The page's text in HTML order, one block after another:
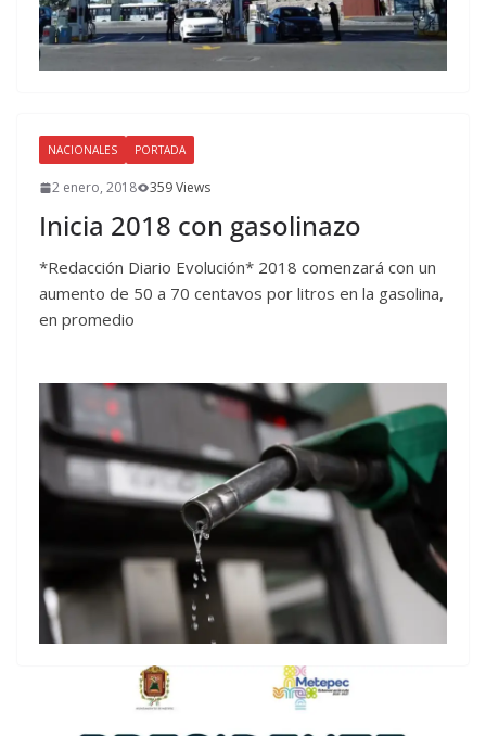
NACIONALES PORTADA
2 enero, 2018 359 Views
Inicia 2018 con gasolinazo
*Redacción Diario Evolución* 2018 comenzará con un
aumento de 50 a 70 centavos por litros en la gasolina,
en promedio